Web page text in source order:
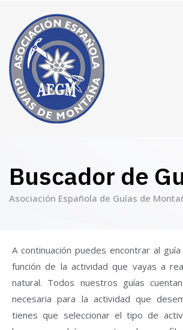
Buscador de
Asociación Española de Guías de
A continuación puedes encontrar al
función de la actividad que vayas a
natural. Todos nuestros guías
necesaria para la actividad que
tienes que seleccionar el tipo de